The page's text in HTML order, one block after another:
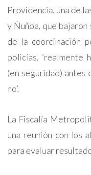
Providencia, una de
y Ñuñoa, que bajaron
de la coordinación
policías, ‘realmente
(en seguridad) antes
no’.
La Fiscalía
una reunión con los
para evaluar